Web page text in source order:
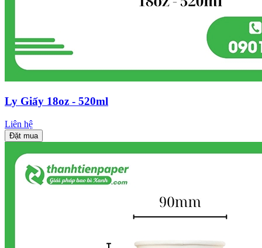
Ly Giấy 18oz - 520ml
Liên hệ
Đặt mua